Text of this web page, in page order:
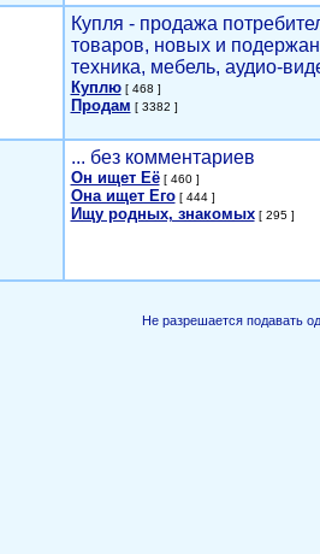
Купля - продажа
товаров, новых и
техника, мебель, аудио-
Куплю[ 468 ]
Продам [ 3382 ]
... без комментариев
Он ищет Её[ 460 ]
Она ищет Его[ 444 ]
Ищу родных, знакомых[ 295 ]
Не разрешается подавать